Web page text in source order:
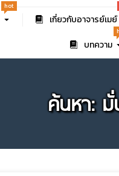
hot
เกี่ยวกับอาจารย์เมย์
บทความ
ค้นหา: มั่